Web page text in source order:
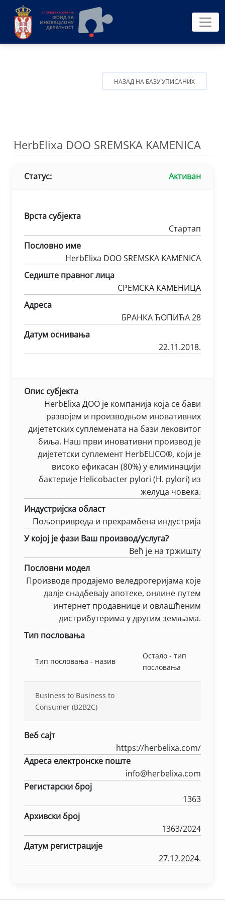
НАЗАД НА БАЗУ УПИСАНИХ
HerbElixa DOO SREMSKA KAMENICA
Статус: Активан
Врста субјекта
Стартап
Пословно име
HerbElixa DOO SREMSKA KAMENICA
Седиште правног лица
СРЕМСКА КАМЕНИЦА
Адреса
БРАНКА ЋОПИЋА 28
Датум оснивања
22.11.2018.
Опис субјекта
HerbElixa ДОO је компанија која се бави
развојем и производњом иновативних
дијететских суплемената на бази лековитог
биља. Наш први иновативни производ је
дијететски суплемент HerbELICO®, који је
високо ефикасан (80%) у елиминацији
бактерије Helicobacter pylori (H. pylori) из
желуца човека.
Индустријска област
Пољопривреда и прехрамбена индустрија
У којој је фази Ваш производ/услуга?
Већ је на тржишту
Пословни модел
Производе продајемо веледрогеријама које
далје снадбевају апотеке, онлине путем
интернет продавнице и овлашћеним
дистрибутерима у другим земљама.
Тип пословања
Тип пословања - назив
Остало - тип
пословања
Business to Business to
Consumer (B2B2C)
Веб сајт
https://herbelixa.com/
Адреса електронске поште
info@herbelixa.com
Регистарски број
1363
Архивски број
1363/2024
Датум регистрације
27.12.2024.